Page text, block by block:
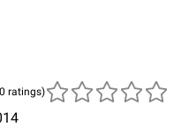
ratings)